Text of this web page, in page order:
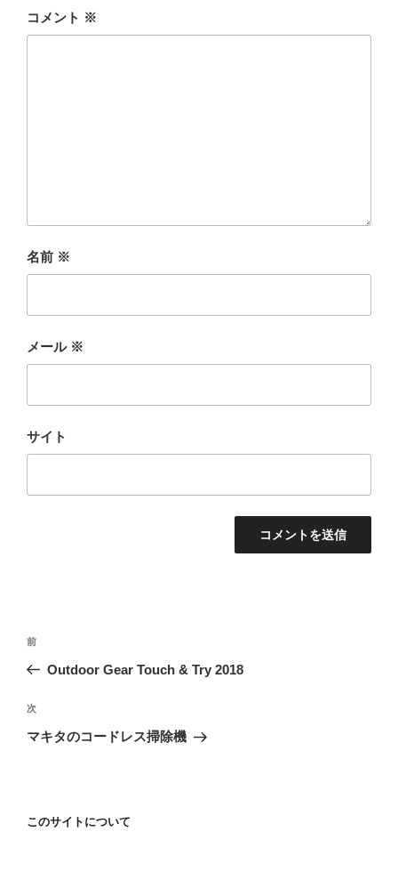
コメント ※
名前 ※
メール ※
サイト
投
ビ
ゲ
ン
前
の
稿
前
Outdoor Gear Touch & Try 2018
次
の
次
マキタのコードレス掃除機
このサイトについて